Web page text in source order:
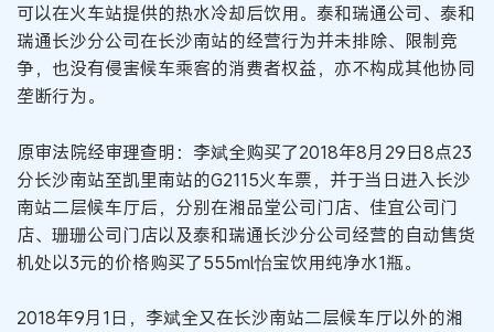
可以在火车站提供的热水冷却后饮用。泰和瑞通公司、泰和
瑞通长沙分公司在长沙南站的经营行为并未排除、限制竞
争，也没有侵害候车乘客的消费者权益，亦不构成其他协同
垄断行为。
原审法院经审理查明：李斌全购买了2018年8月29日8点23
分长沙南站至凯里南站的G2115火车票，并于当日进入长沙
南站二层候车厅后，分别在湘品堂公司门店、佳宜公司门
店、珊珊公司门店以及泰和瑞通长沙分公司经营的自动售货
机处以3元的价格购买了555ml怡宝饮用纯净水1瓶。
2018年9月1日，李斌全又在长沙南站二层候车厅以外的湘